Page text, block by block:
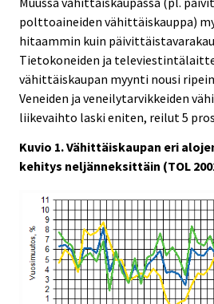
polttoaineiden vähittäiskauppa)
hitaammin kuin
Tietokoneiden ja
vähittäiskaupan myynti nousi
Veneiden ja veneilytarvikkeiden
liikevaihto laski eniten, reilut 5
Kuvio 1. Vähittäiskaupan eri
kehitys neljänneksittäin (TOL